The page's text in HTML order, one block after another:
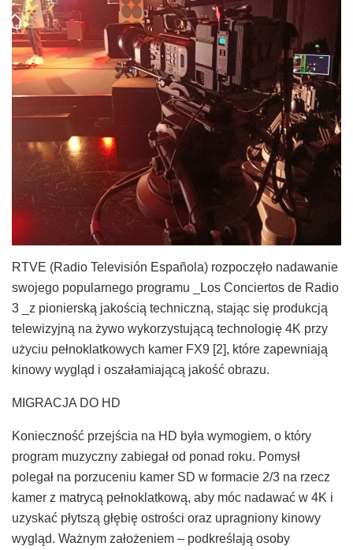
RTVE (Radio Televisión Española) rozpoczęło nadawanie
swojego popularnego programu _Los Conciertos de Radio
3 _z pionierską jakością techniczną, stając się produkcją
telewizyjną na żywo wykorzystującą technologię 4K przy
użyciu pełnoklatkowych kamer FX9 [2], które zapewniają
kinowy wygląd i oszałamiającą jakość obrazu.
MIGRACJA DO HD
Konieczność przejścia na HD była wymogiem, o który
program muzyczny zabiegał od ponad roku. Pomysł
polegał na porzuceniu kamer SD w formacie 2/3 na rzecz
kamer z matrycą pełnoklatkową, aby móc nadawać w 4K i
uzyskać płytszą głębię ostrości oraz upragniony kinowy
wygląd. Ważnym założeniem – podkreślają osoby